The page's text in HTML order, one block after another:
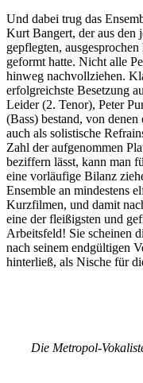
Und dabei trug das
Kurt Bangert, der aus den
gepflegten,
geformt hatte. Nicht alle
hinweg nachvollziehen.
erfolgreichste Besetzung
Leider (2. Tenor), Peter
(Bass) bestand, von
auch als solistische
Zahl der aufgenommen
beziffern lässt, kann man
eine vorläufige Bilanz
Ensemble an mindestens
Kurzfilmen, und damit
eine der fleißigsten und
Arbeitsfeld! Sie scheinen
nach seinem endgültigen
hinterließ, als Nische für
Die Metropol-